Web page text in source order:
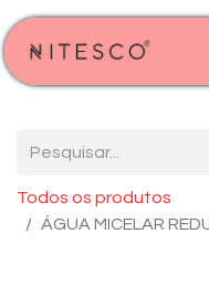
Todos os produtos
ÁGUA MICELAR